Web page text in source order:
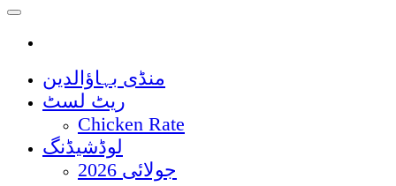
منڈی بہاؤالدین
ریٹ لسٹ
Chicken Rate
لوڈشیڈنگ
جولائی 2026